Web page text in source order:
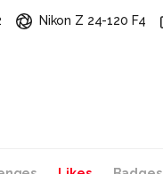
Nikon Z 24-120 F4